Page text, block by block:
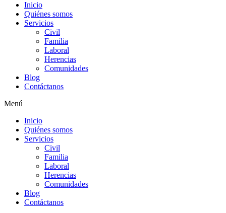
Inicio
Quiénes somos
Servicios
Civil
Familia
Laboral
Herencias
Comunidades
Blog
Contáctanos
Menú
Inicio
Quiénes somos
Servicios
Civil
Familia
Laboral
Herencias
Comunidades
Blog
Contáctanos